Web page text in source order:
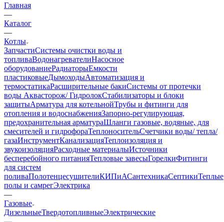
Главная
—
Каталог
—
Котлы
ЗапчастиСистемы очистки воды и
топливаВодонагревателиНасосное
оборудованиеРадиаторыЕмкости
пластиковыеДымоходыАвтоматизация и
термостатикаРасширительные бакиСистемы от протечки
воды Аквасторож/ ГидролокСтабилизаторы и блоки
защитыАрматура для котельнойТрубы и фитинги для
отопления и водоснабженияЗапорно-регулирующая,
предохранительная арматураШланги газовые, водяные, для
смесителей и гидрофораТеплоносительСчетчики воды/ тепла/
газаИнструментКанализацияТеплоизоляция и
звукоизоляцияРасходные материалыИсточники
бесперебойного питанияТепловые завесыГорелкиФитинги
для систем
поливаПолотенцесушителиКИПиАСантехникаСептикиТеплые
полы и самрегЭлектрика
—
Газовые
ДизельныеТвердотопливныеЭлектрические